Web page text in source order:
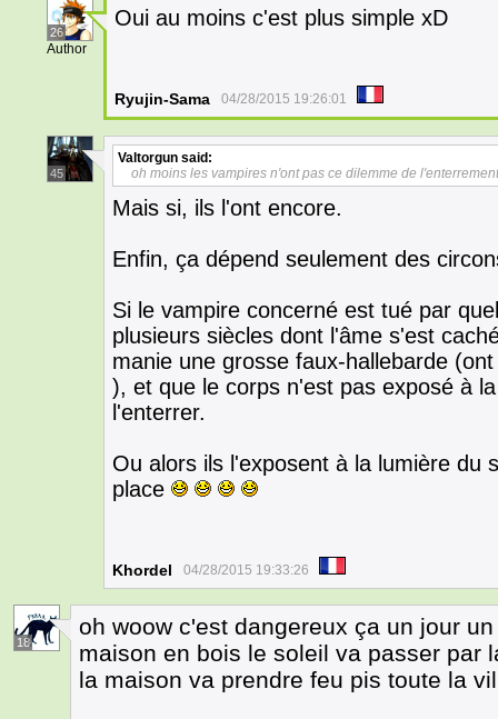
26
Author
Oui au moins c'est plus simple xD
Ryujin-Sama 04/28/2015 19:26:01
45
Valtorgun said:
oh moins les vampires n'ont pas ce dilemme de
Mais si, ils l'ont encore.
Enfin, ça dépend seulement des
Si le vampire concerné est tué par
plusieurs siècles dont l'âme s'est
manie une grosse faux-hallebarde
), et que le corps n'est pas exposé à
l'enterrer.
Ou alors ils l'exposent à la lumière du
place
Khordel 04/28/2015 19:33:26
18
oh woow c'est dangereux ça un jour
maison en bois le soleil va passer par
la maison va prendre feu pis toute la